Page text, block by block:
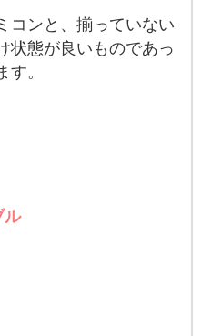
コンと、揃っていない
状態が良いものであっ
。
ル